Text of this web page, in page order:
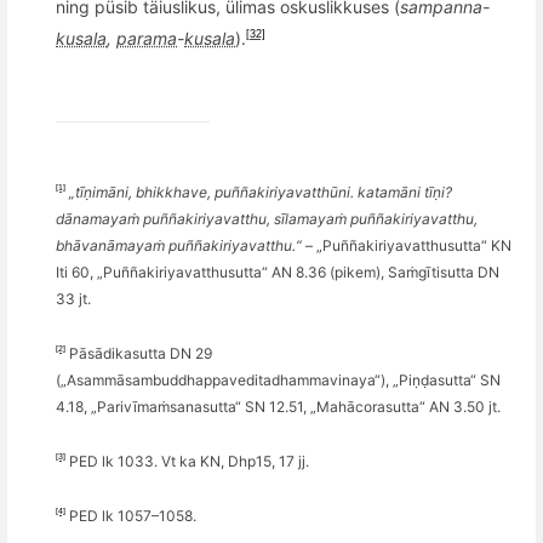
ning püsib täiuslikus, ülimas oskuslikkuses (sampanna-
kusala, parama-kusala). [32]
[1] „tīṇimāni, bhikkhave, puññakiriyavatthūni. katamāni tīṇi?
dānamayaṁ puññakiriyavatthu, sīlamayaṁ puññakiriyavatthu,
bhāvanāmayaṁ puññakiriyavatthu.“ – „Puññakiriyavatthusutta“ KN
Iti 60,
„Puññakiriyavatthusutta“ AN 8.36 (pikem), Saṁgītisutta DN
33 jt.
[2] Pāsādikasutta DN 29
(„ Asammāsambuddhappaveditadhammavinaya“), „Piṇḍasutta“ SN
4.18, „Parivīmaṁsanasutta“ SN 12.51, „Mahācorasutta“ AN 3.50 jt.
[3] PED lk 1033. Vt ka KN, Dhp15, 17 jj.
[4] PED lk 1057–1058.